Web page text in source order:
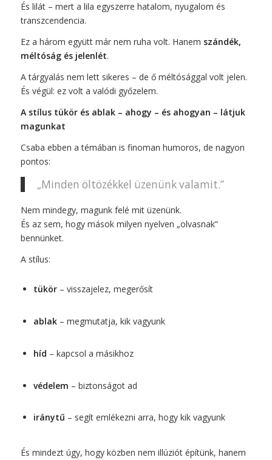
És lilát – mert a lila egyszerre hatalom, nyugalom és
transzcendencia.
Ez a három együtt már nem ruha volt. Hanem szándék,
méltóság és jelenlét.
A tárgyalás nem lett sikeres – de ő méltósággal volt jelen.
És végül: ez volt a valódi győzelem.
A stílus tükör és ablak – ahogy – és ahogyan – látjuk
magunkat
Csaba ebben a témában is finoman humoros, de nagyon
pontos:
„Minden öltözékkel üzenünk valamit.”
Nem mindegy, magunk felé mit üzenünk.
És az sem, hogy mások milyen nyelven „olvasnak”
bennünket.
A stílus:
tükör– visszajelez, megerősít
ablak– megmutatja, kik vagyunk
híd – kapcsol a másikhoz
védelem – biztonságot ad
iránytű – segít emlékezni arra, hogy kik vagyunk
És mindezt úgy, hogy közben nem illúziót építünk, hanem